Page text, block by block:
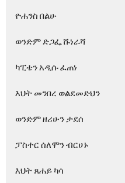
ዮሐንስ በልሁ
ወንድም ድጋፌ ሹነራሻ
ካፒቴን አዲሱ ፈጠነ
እህት መንበረ ወልደመድህን
ወንድም ዘሪሁን ታደሰ
ፓስተር ሰለሞን ብርሀኑ
እህት ጸሐይ ካሳ